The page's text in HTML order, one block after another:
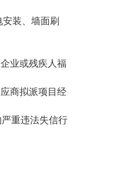
装、墙面刷
业或残疾人福
商拟派项目经
严重违法失信行